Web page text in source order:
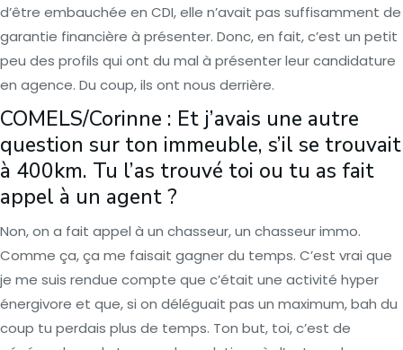
d’être embauchée en CDI, elle n’avait pas suffisamment de
garantie financière à présenter. Donc, en fait, c’est un petit
peu des profils qui ont du mal à présenter leur candidature
en agence. Du coup, ils ont nous derrière.
COMELS/Corinne : Et j’avais une autre
question sur ton immeuble, s’il se trouvait
à 400km. Tu l’as trouvé toi ou tu as fait
appel à un agent ?
Non, on a fait appel à un chasseur, un chasseur immo.
Comme ça, ça me faisait gagner du temps. C’est vrai que
je me suis rendue compte que c’était une activité hyper
énergivore et que, si on déléguait pas un maximum, bah du
coup tu perdais plus de temps. Ton but, toi, c’est de